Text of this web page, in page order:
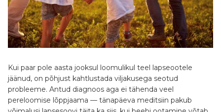
Hinnakiri
Viljatusravi
tulemused
Kontakt
Blogi
Kui paar pole aasta jooksul loomulikul teel lapseootele
jäänud, on põhjust kahtlustada viljakusega seotud
probleeme. Antud diagnoos aga ei tähenda veel
pereloomise lõppjaama — tänapäeva meditsiin pakub